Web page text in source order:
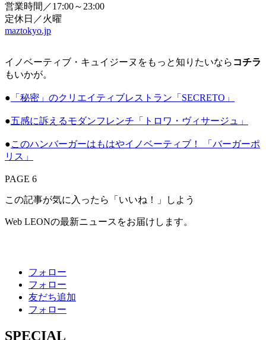
営業時間／17:00～23:00
定休日／火曜
maztokyo.jp
イノベーティブ・キュイジーヌをもっと知りたいなら コチラ
もいかが。
● 「秘密」のクリエイティブレストラン「SECRETO」
●五感に訴えるモダンフレンチ「トロワ・ヴィサージュ」
●このハンバーガーはもはやイノベーティブ！ 「バーガーポ
リス」
PAGE 6
この記事が気に入ったら「いいね！」しよう
Web LEONの最新ニュースをお届けします。
フォロー
フォロー
友だち追加
フォロー
SPECIAL